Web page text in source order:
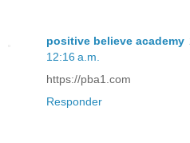
positive believe academy
12:16 a.m.
https://pba1.com
Responder